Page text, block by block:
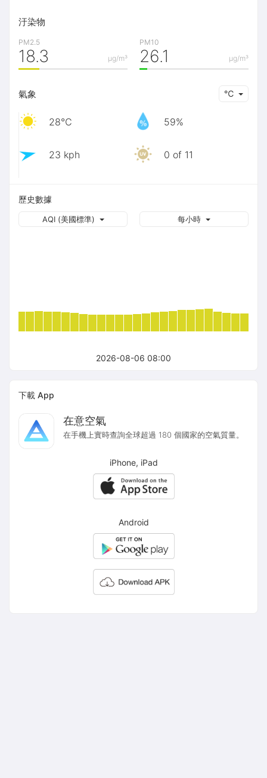
2026-08-06 08:00
汙染物
PM2.5
μg/m³
18.3
PM10
μg/m³
26.1
氣象 ℃
28℃ 59%
23 kph 0 of 11
歷史數據
每小時
AQI (美國標準)
下載 App
在意空氣
在手機上實時查詢全球超過 180 個國家的空氣質量。
iPhone, iPad
Android